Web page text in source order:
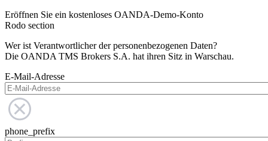
Eröffnen Sie ein kostenloses OANDA-Demo-Konto
Rodo section
Wer ist Verantwortlicher der personenbezogenen Daten?
Die OANDA TMS Brokers S.A. hat ihren Sitz in Warschau.
E-Mail-Adresse
phone_prefix